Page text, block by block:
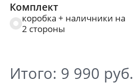
900*2000 мм.
Комплект
коробка + наличники на
2 стороны
Итого: 9 990 руб.